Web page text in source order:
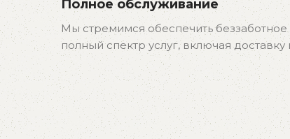
Полное обслуживание
Мы стремимся обеспечить
полный спектр услуг, включая